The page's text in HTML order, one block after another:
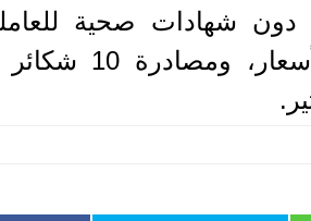
شهادات صحية
ومخالفتين لعدم الإعلان عن